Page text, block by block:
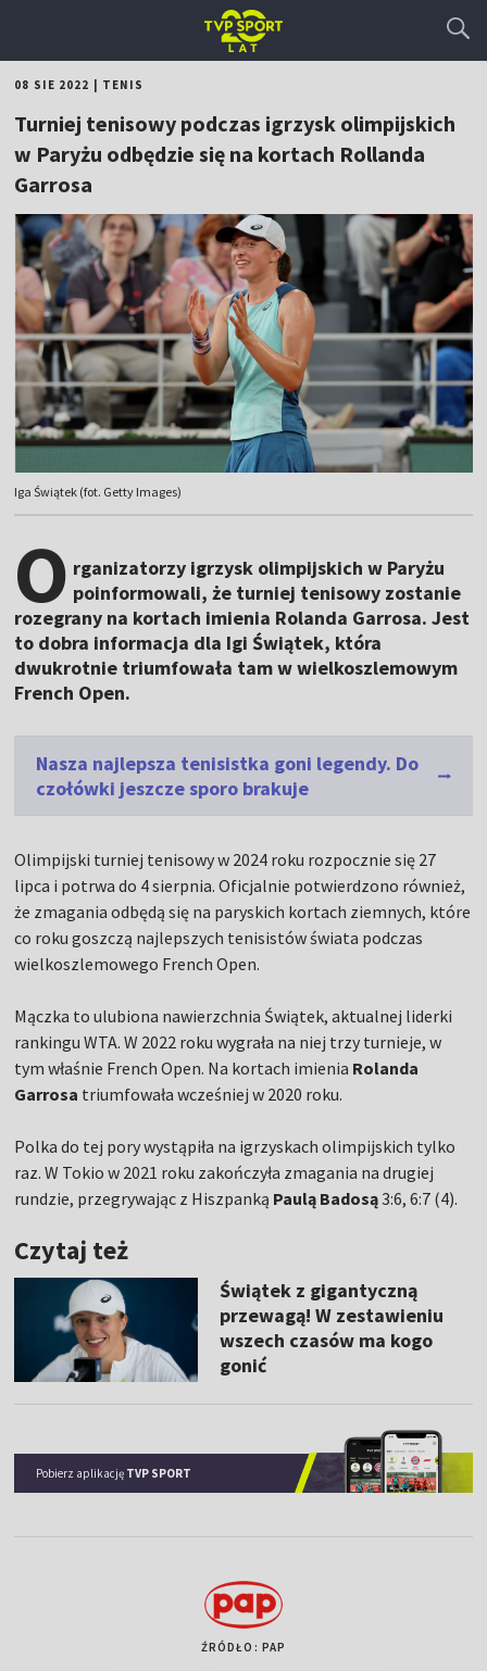
08 SIE 2022 TENIS
Turniej tenisowy podczas igrzysk olimpijskich
w Paryżu odbędzie się na kortach Rollanda
Garrosa
Iga Świątek (fot. Getty Images)
O rganizatorzy igrzysk olimpijskich w Paryżu
poinformowali, że turniej tenisowy zostanie
rozegrany na kortach imienia Rolanda Garrosa. Jest
to dobra informacja dla Igi Świątek, która
dwukrotnie triumfowała tam w wielkoszlemowym
French Open.
Nasza najlepsza tenisistka goni legendy. Do
czołówki jeszcze sporo brakuje
Olimpijski turniej tenisowy w 2024 roku rozpocznie się 27
lipca i potrwa do 4 sierpnia. Oficjalnie potwierdzono również,
że zmagania odbędą się na paryskich kortach ziemnych, które
co roku goszczą najlepszych tenisistów świata podczas
wielkoszlemowego French Open.
Mączka to ulubiona nawierzchnia Świątek, aktualnej liderki
rankingu WTA. W 2022 roku wygrała na niej trzy turnieje, w
tym właśnie French Open. Na kortach imienia Rolanda
Garrosa triumfowała wcześniej w 2020 roku.
Polka do tej pory wystąpiła na igrzyskach olimpijskich tylko
raz. W Tokio w 2021 roku zakończyła zmagania na drugiej
rundzie, przegrywając z Hiszpanką Paulą Badosą3:6, 6:7 (4).
Czytaj też
Świątek z gigantyczną
przewagą! W zestawieniu
wszech czasów ma kogo
gonić
Pobierz aplikację TVP SPORT
ŹRÓDŁO: PAP